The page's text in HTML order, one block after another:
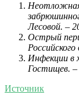
Лесовой. –
Острый
Инфекции в
Гостищев. –
Источник